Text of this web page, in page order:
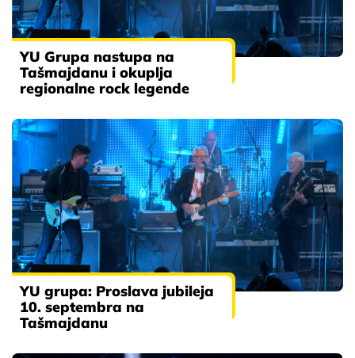
YU Grupa nastupa na
Tašmajdanu i okuplja
regionalne rock legende
YU grupa: Proslava jubileja
10. septembra na
Tašmajdanu